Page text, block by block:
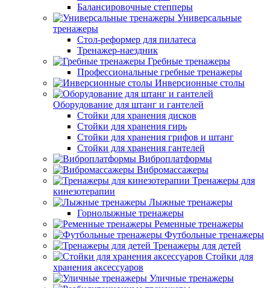
Балансировочные степперы
Универсальные
тренажеры
Стол-реформер для пилатеса
Тренажер-наездник
Гребные тренажеры
Профессиональные гребные тренажеры
Инверсионные столы
Оборудование для штанг и гантелей
Стойки для хранения дисков
Стойки для хранения гирь
Стойки для хранения грифов и штанг
Стойки для хранения гантелей
Виброплатформы
Вибромассажеры
Тренажеры для
кинезотерапии
Лыжные тренажеры
Горнолыжные тренажеры
Ременные тренажеры
Футбольные тренажеры
Тренажеры для детей
Стойки для
хранения аксессуаров
Уличные тренажеры